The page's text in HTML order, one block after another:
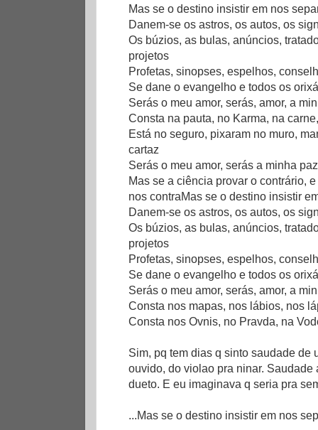
Mas se o destino insistir em nos
Danem-se os astros, os autos, os
Os búzios, as bulas, anúncios,
projetos
Profetas, sinopses, espelhos,
Se dane o evangelho e todos os
Serás o meu amor, serás, amor, a
Consta na pauta, no Karma, na
Está no seguro, pixaram no muro,
cartaz
Serás o meu amor, serás a minha paz
Mas se a ciência provar o contrário,
nos contraMas se o destino insistir
Danem-se os astros, os autos, os
Os búzios, as bulas, anúncios,
projetos
Profetas, sinopses, espelhos,
Se dane o evangelho e todos os
Serás o meu amor, serás, amor, a
Consta nos mapas, nos lábios, nos
Consta nos Ovnis, no Pravda, na
Sim, pq tem dias q sinto saudade de
ouvido, do violao pra ninar. Saudade
dueto. E eu imaginava q seria pra
...Mas se o destino insistir em nos